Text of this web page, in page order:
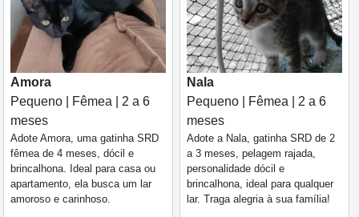
Amora
Pequeno | Fêmea | 2 a 6
meses
Adote Amora, uma gatinha SRD
fêmea de 4 meses, dócil e
brincalhona. Ideal para casa ou
apartamento, ela busca um lar
amoroso e carinhoso.
Nala
Pequeno | Fêmea | 2 a 6
meses
Adote a Nala, gatinha SRD de 2
a 3 meses, pelagem rajada,
personalidade dócil e
brincalhona, ideal para qualquer
lar. Traga alegria à sua família!